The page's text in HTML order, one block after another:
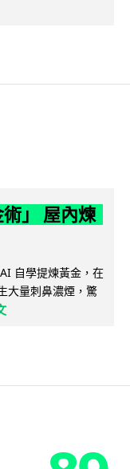
」 屋內煉
自學提煉黃金，在
大量刺鼻濃煙，驚